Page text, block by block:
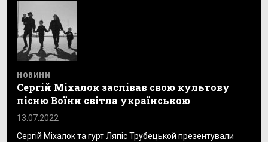
НОВИНИ
Сергій Міхалок заспівав свою культову
пісню Воїни світла українською
13.07.2022
Сергій Міхалок та гурт Ляпіс Трубецькой презентували